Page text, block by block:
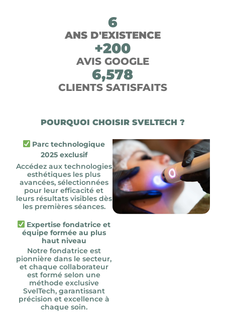
ANS D'EXISTENCE
6
AVIS GOOGLE
+200
CLIENTS SATISFAITS
6,578
POURQUOI CHOISIR SVELTECH ?
Parc technologique
2025 exclusif
Accédez aux technologies
esthétiques les plus
avancées, sélectionnées
pour leur efficacité et
leurs résultats visibles dès
les premières séances.
Expertise fondatrice et
équipe formée au plus
haut niveau
Notre fondatrice est
pionnière dans le secteur,
et chaque collaborateur
est formé selon une
méthode exclusive
SvelTech, garantissant
précision et excellence à
chaque soin.